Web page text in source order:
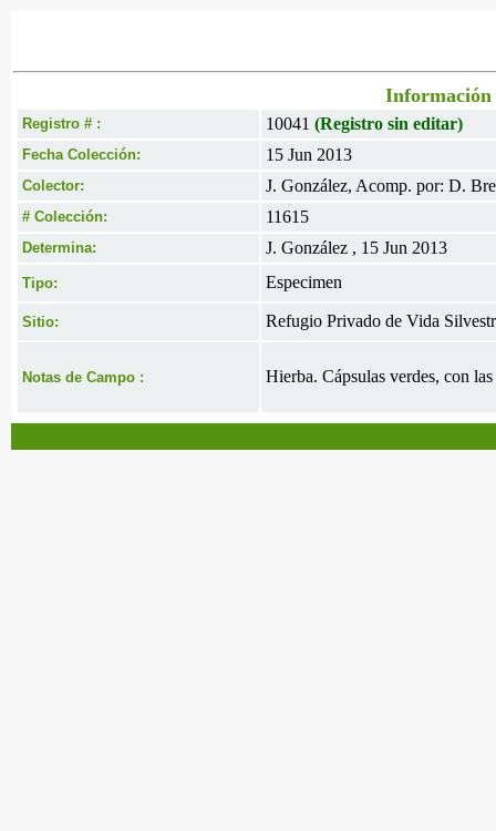
Información
Registro # : 10041 (Registro sin editar)
Fecha Colección: 15 Jun 2013
Colector: J. González, Acomp. por: D.
# Colección: 11615
Determina: J. González , 15 Jun 2013
Tipo: Especimen
Sitio: Refugio Privado de Vida
Notas de Campo : Hierba. Cápsulas verdes, con